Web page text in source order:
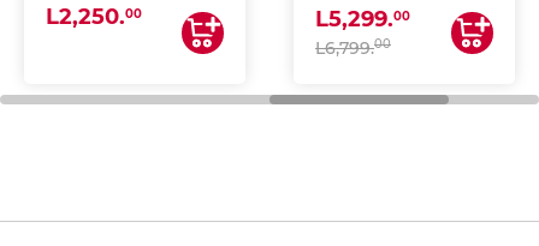
L2,250.00
ESCANEA)
L5,299.00
L6,799.00